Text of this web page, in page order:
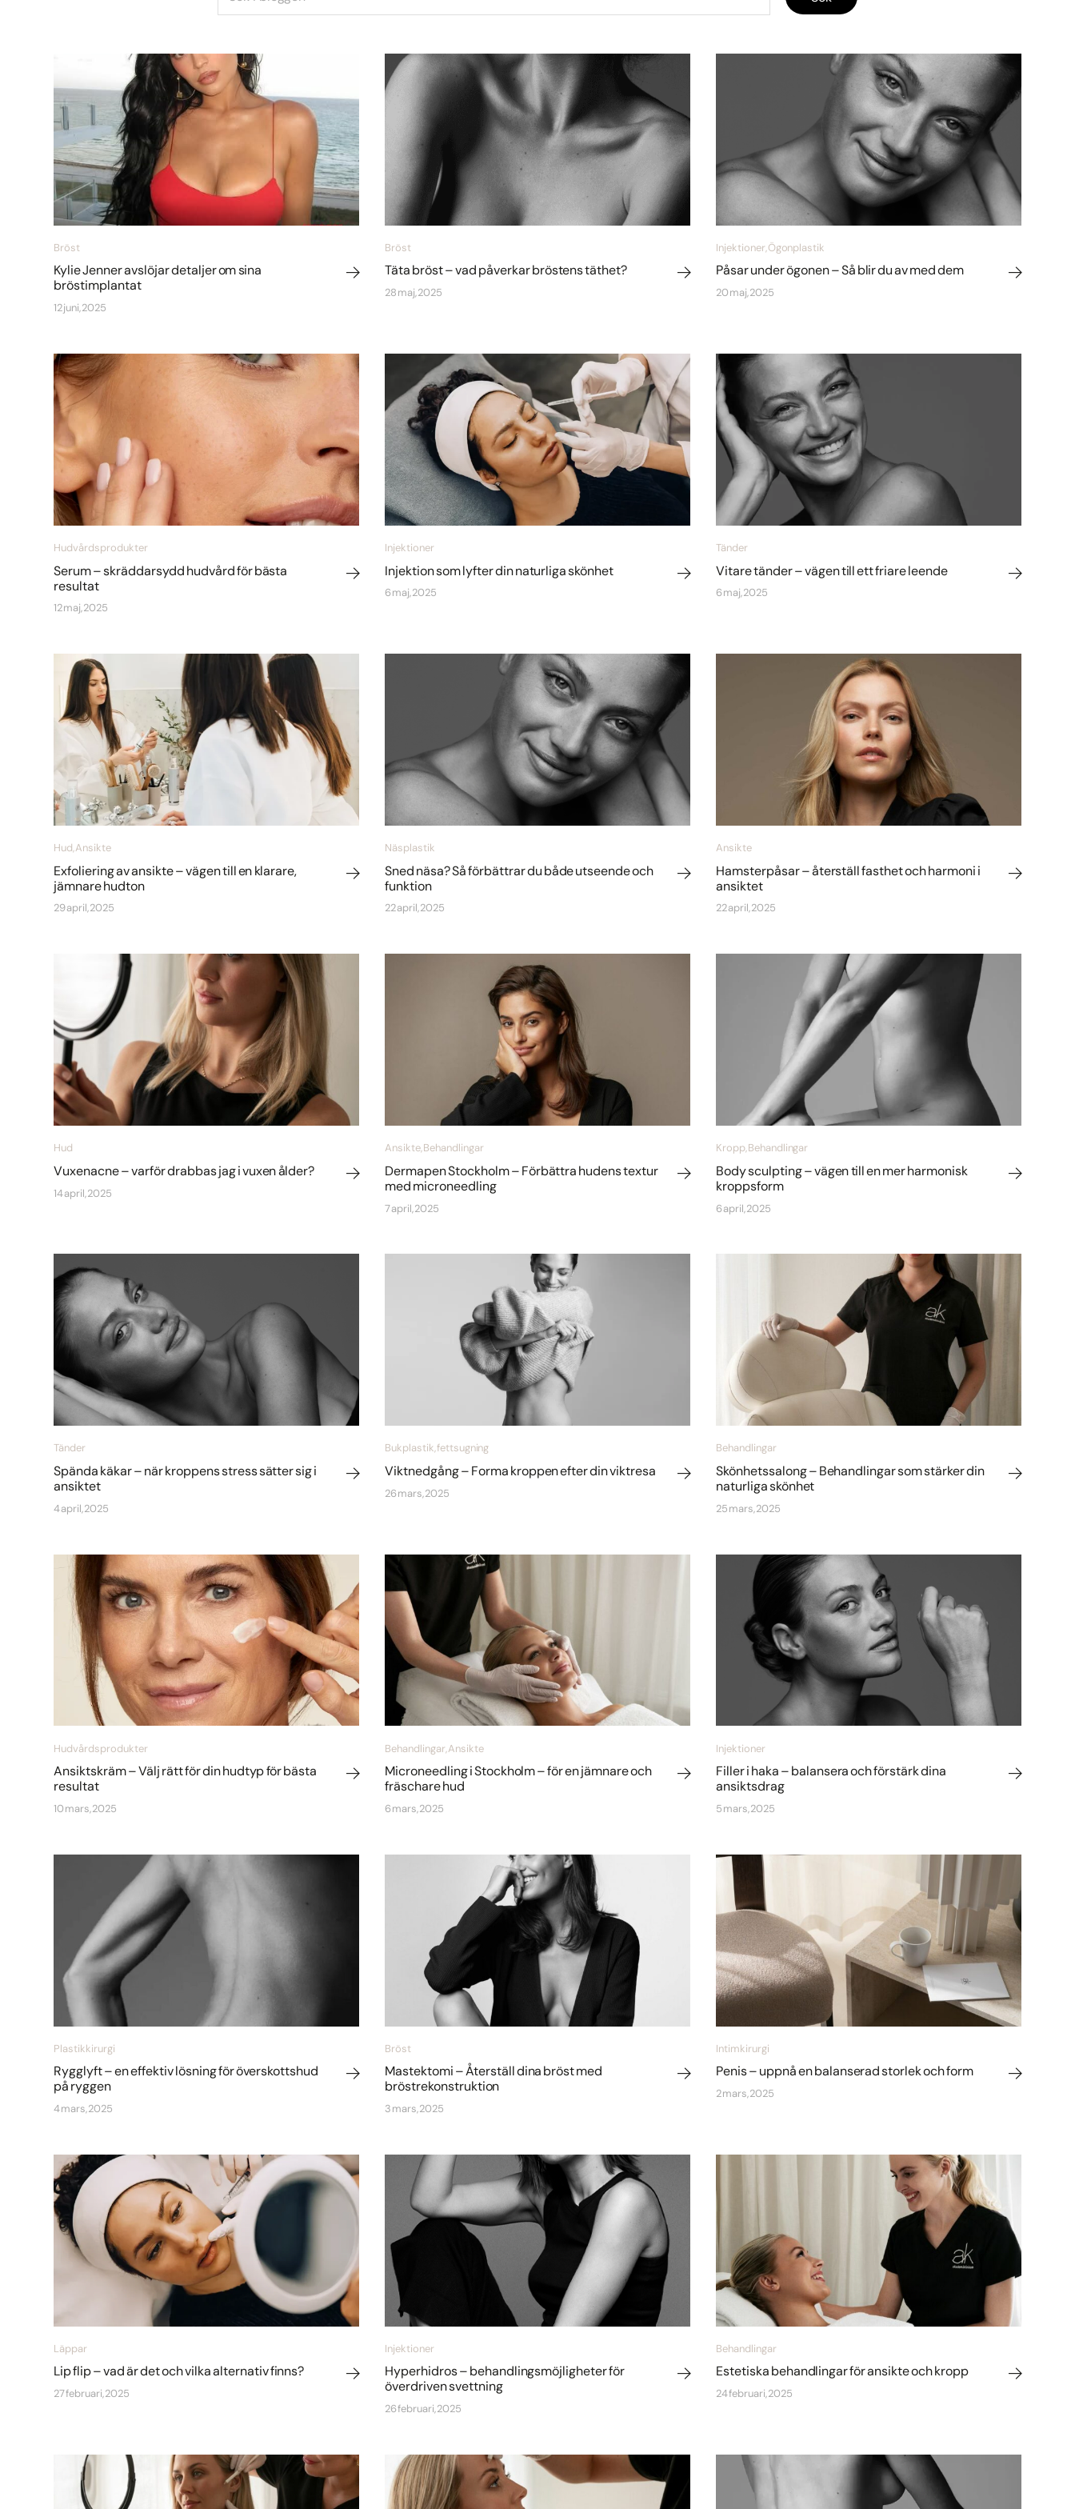
Bröst
Kylie Jenner avslöjar detaljer om sina
bröstimplantat
12 juni, 2025
Bröst
Täta bröst – vad påverkar bröstens täthet?
28 maj, 2025
Injektioner, Ögonplastik
Påsar under ögonen – Så blir du av med dem
20 maj, 2025
Hudvårdsprodukter
Serum – skräddarsydd hudvård för bästa
resultat
12 maj, 2025
Injektioner
Injektion som lyfter din naturliga skönhet
6 maj, 2025
Tänder
Vitare tänder – vägen till ett friare leende
6 maj, 2025
Hud, Ansikte
Exfoliering av ansikte – vägen till en klarare,
jämnare hudton
29 april, 2025
Näsplastik
Sned näsa? Så förbättrar du både utseende och
funktion
22 april, 2025
Ansikte
Hamsterpåsar – återställ fasthet och harmoni i
ansiktet
22 april, 2025
Hud
Vuxenacne – varför drabbas jag i vuxen ålder?
14 april, 2025
Ansikte, Behandlingar
Dermapen Stockholm – Förbättra hudens textur
med microneedling
7 april, 2025
Kropp, Behandlingar
Body sculpting – vägen till en mer harmonisk
kroppsform
6 april, 2025
Tänder
Spända käkar – när kroppens stress sätter sig i
ansiktet
4 april, 2025
Bukplastik, fettsugning
Viktnedgång – Forma kroppen efter din viktresa
26 mars, 2025
Behandlingar
Skönhetssalong – Behandlingar som stärker din
naturliga skönhet
25 mars, 2025
Hudvårdsprodukter
Ansiktskräm – Välj rätt för din hudtyp för bästa
resultat
10 mars, 2025
Behandlingar, Ansikte
Microneedling i Stockholm – för en jämnare och
fräschare hud
6 mars, 2025
Injektioner
Filler i haka – balansera och förstärk dina
ansiktsdrag
5 mars, 2025
Plastikkirurgi
Rygglyft – en effektiv lösning för överskottshud
på ryggen
4 mars, 2025
Bröst
Mastektomi – Återställ dina bröst med
bröstrekonstruktion
3 mars, 2025
Intimkirurgi
Penis – uppnå en balanserad storlek och form
2 mars, 2025
Läppar
Lip flip – vad är det och vilka alternativ finns?
27 februari, 2025
Injektioner
Hyperhidros – behandlingsmöjligheter för
överdriven svettning
26 februari, 2025
Behandlingar
Estetiska behandlingar för ansikte och kropp
24 februari, 2025